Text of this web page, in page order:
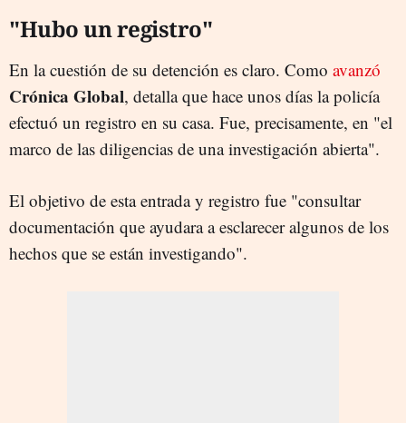
"Hubo un registro"
En la cuestión de su detención es claro. Como avanzó
Crónica Global, detalla que hace unos días la policía
efectuó un registro en su casa. Fue, precisamente, en "el
marco de las diligencias de una investigación abierta".
El objetivo de esta entrada y registro fue "consultar
documentación que ayudara a esclarecer algunos de los
hechos que se están investigando".